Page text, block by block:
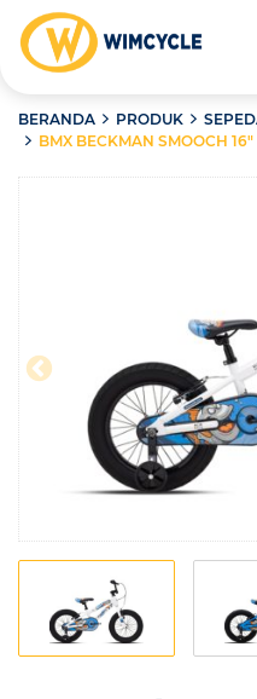
BERANDA PRODUK
BMX BECKMAN SMOOCH 16″